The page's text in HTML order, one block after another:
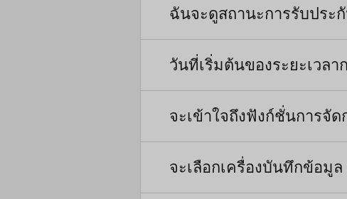
ฉันจะดูสถานะการรับประ
คุณสามารถค้นหาได้ที่นี่
วันที่เริ่มต้นของระยะเวล
วันที่เริ่มต้นคือวันที่แรกสุดใน
ที่จัดส่ง ค้นหาข้อมูลเพิ่มเติม
จะเข้าใจถึงฟังก์ชั่นการจัด
โดยปกติแล้ว อินเวอร์เตอร์จ
เริ่มต้น ซึ่งกำหนดโดยกฎข้อ
จะเลือกเครื่องบันทึกข้อมูล